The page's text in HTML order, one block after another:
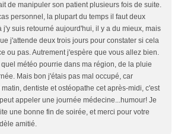
de manipuler son patient plusieurs fois de suite.
personnel, la plupart du temps il faut deux
j'y suis retourné aujourd'hui, il y a du mieux, mais
j'attende deux trois jours pour constater si cela
ou pas. Autrement j'espère que vous allez bien.
météo pourrie dans ma région, de la pluie
Mais bon j'étais pas mal occupé, car
dentiste et ostéopathe cet après-midi, c'est
appeler une journée médecine...humour! Je
une bonne fin de soirée, et merci pour votre
amitié.